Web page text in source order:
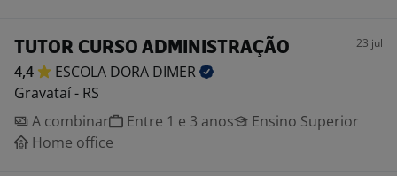
TUTOR CURSO ADMINISTRAÇÃO 23 jul
4,4 ESCOLA DORA DIMER
Gravataí - RS
A combinar
Entre 1 e 3 anos
Ensino Superior
Home office